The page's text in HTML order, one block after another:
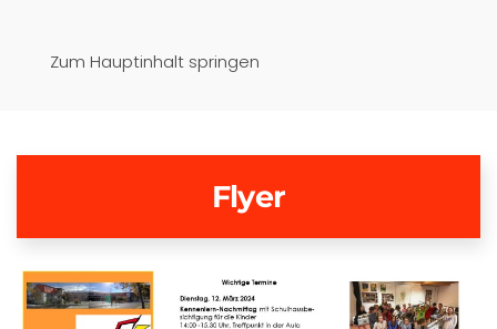
Zum Hauptinhalt springen
Schongau
Flyer